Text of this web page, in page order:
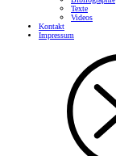
Texte
Videos
Kontakt
Impressum